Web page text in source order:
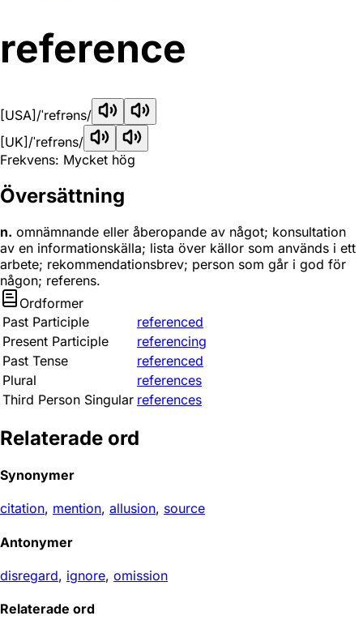
reference
[USA] /ˈrefrəns/
[UK] /ˈrefrəns/
Frekvens: Mycket hög
Översättning
n. omnämnande eller åberopande av något; konsultation
av en informationskälla; lista över källor som används i ett
arbete; rekommendationsbrev; person som går i god för
någon; referens.
Ordformer
Past Participle
referenced
Present Participle
referencing
Past Tense
referenced
Plural
references
Third Person Singular references
Relaterade ord
Synonymer
citation, mention, allusion, source
Antonymer
disregard, ignore, omission
Relaterade ord